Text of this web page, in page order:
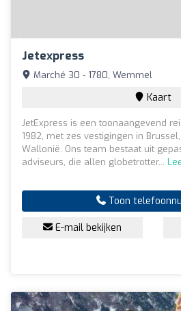
Jetexpress
Marché 30 - 1780, Wemmel
Kaart
JetExpress is een toonaangevend
1982, met zes vestigingen in
Wallonië. Ons team bestaat uit
adviseurs, die allen globetrotter...
Toon
E-mail bekijken